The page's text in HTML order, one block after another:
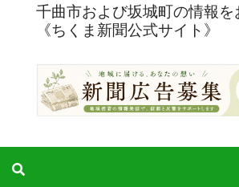
千曲市および坂城町の情報を
《ちくま新聞公式サイト》